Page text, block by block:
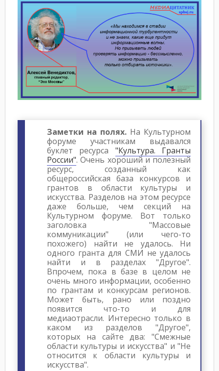
Заметки на полях. На Культурном
форуме участникам выдавался
буклет ресурса "Культура. Гранты
России". Очень хороший и полезный
ресурс, созданный как
общероссийская база конкурсов и
грантов в области культуры и
искусства. Разделов на этом ресурсе
даже больше, чем секций на
Культурном форуме. Вот только
заголовка "Массовые
коммуникации" (или чего-то
похожего) найти не удалось. Ни
одного гранта для СМИ не удалось
найти и в разделах "Другое".
Впрочем, пока в базе в целом не
очень много информации, особенно
по грантам и конкурсам регионов.
Может быть, рано или поздно
появится что-то и для
медиаотрасли. Интересно только в
каком из разделов "Другое",
которых на сайте два: "Смежные
области культуры и искусства" и "Не
относится к области культуры и
искусства".